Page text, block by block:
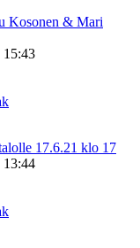
Kosonen & Mari
15:43
17.6.21 klo 17
13:44